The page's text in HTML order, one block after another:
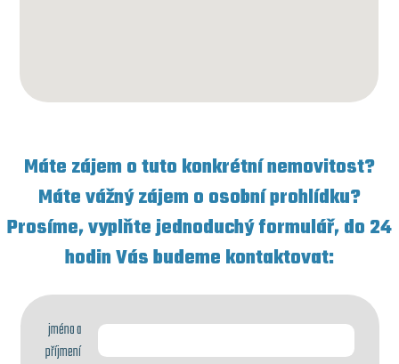
Máte zájem o tuto konkrétní nemovitost?
Máte vážný zájem o osobní prohlídku?
Prosíme, vyplňte jednoduchý formulář, do 24
hodin Vás budeme kontaktovat:
jméno a
příjmení